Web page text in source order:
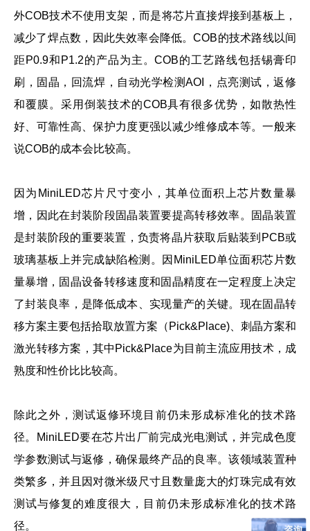
外COB技术不使用支架，而是将芯片直接焊接到基板上，
减少了焊点数，因此失效率会降低。COB的技术路线以间
距P0.9和P1.2的产品为主。COB的工艺路线包括锡膏印
刷，固晶，回流焊，自动光学检测AOI，点亮测试，返修
和覆膜。采用 倒装技术的COB具有很多优势，如散热性
好、可靠性高、保护力度更强以减少维修成本等。一般来
说COB的成本会比较高。
因为MiniLED芯片尺寸变小，其单位面积上芯片数量暴
增，因此在封装阶段固晶装置要提高转移效率。固晶装置
是封装阶段的重要装置，负责将晶片获取后贴装到PCB或
玻璃基板上并完成缺陷检测。因MiniLED单位面积芯片数
量暴增，固晶设备转移速度和固晶精度在一定程度上决定
了封装良率，是降低成本、实现量产的关键。现在固晶转
移方案主要包括拾取放置方案（Pick&Place)、刺晶方案和
激光转移方案，其中Pick&Place为目前主流应用技术，成
熟度和性价比比较高。
除此之外，测试返修环境目前仍未形成标准化的技术路
径。MiniLED要在芯片出厂前完成光电测试，并完成色度
学参数测试与返修，确保最终产品的良率。该领域装置种
类繁多，并且因对微米级尺寸且数量庞大的灯珠完成有效
测试与修复的难度很大，目前仍未形成标准化的技术路
径。